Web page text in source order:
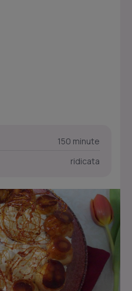
150 minute
ridicata